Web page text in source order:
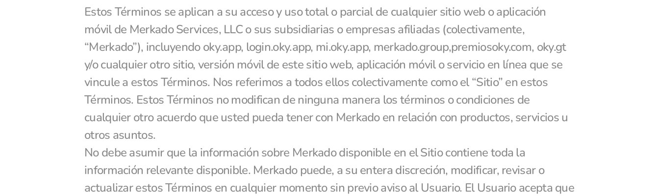
Estos Términos se aplican a su acceso y uso total o parcial de cualquier sitio web o aplicación
móvil de Merkado Services, LLC o sus subsidiarias o empresas afiliadas (colectivamente,
“Merkado”), incluyendo oky.app, login.oky.app, mi.oky.app, merkado.group,premiosoky.com, oky.gt
y/o cualquier otro sitio, versión móvil de este sitio web, aplicación móvil o servicio en línea que se
vincule a estos Términos. Nos referimos a todos ellos colectivamente como el “Sitio” en estos
Términos. Estos Términos no modifican de ninguna manera los términos o condiciones de
cualquier otro acuerdo que usted pueda tener con Merkado en relación con productos, servicios u
otros asuntos.
No debe asumir que la información sobre Merkado disponible en el Sitio contiene toda la
información relevante disponible. Merkado puede, a su entera discreción, modificar, revisar o
actualizar estos Términos en cualquier momento sin previo aviso al Usuario. El Usuario acepta que